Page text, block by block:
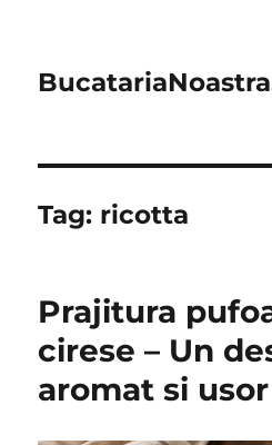
Tag: ricotta
Prajitura
cirese – Un
aromat si